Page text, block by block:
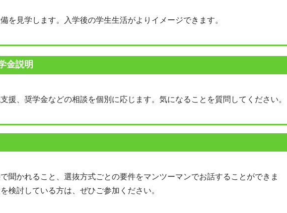
を見学します。入学後の学生生活がよりイメージできます。
金説明
援、奨学金などの相談を個別に応じます。気になることを質問してください。
聞かれること、選抜方式ごとの要件をマンツーマンでお話することができま
検討している方は、ぜひご参加ください。